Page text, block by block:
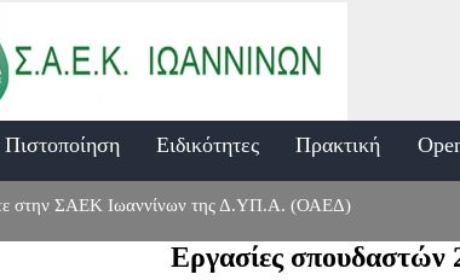
Πιστοποίηση Ειδικότητες Πρακτική
στην ΣΑΕΚ Ιωαννίνων της Δ.ΥΠ.Α. (ΟΑΕΔ)
Εργασίες σπουδαστών